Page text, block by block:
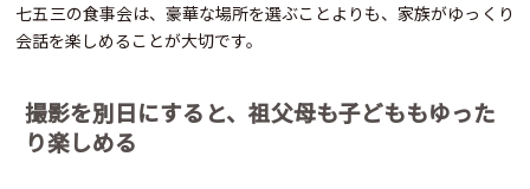
七五三の食事会は、豪華な場所を選ぶことよりも、家族がゆっくり
会話を楽しめることが大切です。
撮影を別日にすると、祖父母も子どももゆった
り楽しめる